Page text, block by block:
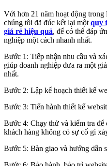
Với hơn 21 năm hoạt động
chúng tôi đã đúc kết lại một quy
giá rẻ hiệu quả, để có thể đáp
nghiệp một cách nhanh nhất.
Bước 1: Tiếp nhận nhu cầu và
giúp doanh nghiệp đưa ra một
nhất.
Bước 2: Lập kế hoạch thiết kế
Bước 3: Tiến hành thiết kế
Bước 4: Chạy thử và kiểm tra để
khách hàng không có sự cố gì
Bước 5: Bàn giao và hướng dẫn